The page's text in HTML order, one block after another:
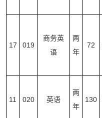
17 019
商务英
语
两
年
72
11 020 英语
两
年
130